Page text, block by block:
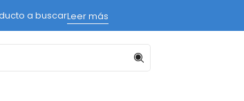
a buscarLeer más